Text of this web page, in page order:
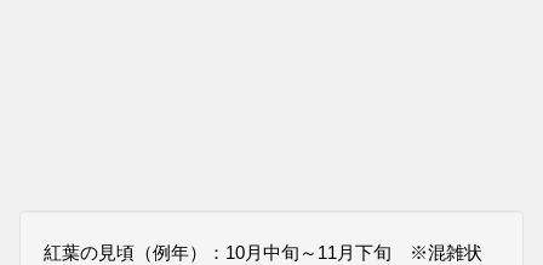
紅葉の見頃（例年）：10月中旬～11月下旬 ※混雑状